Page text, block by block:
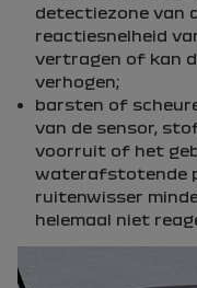
detectiezone van
reactiesnelheid
vertragen of kan
verhogen;
barsten of
van de sensor,
voorruit of het
waterafstotende
ruitenwisser
helemaal niet